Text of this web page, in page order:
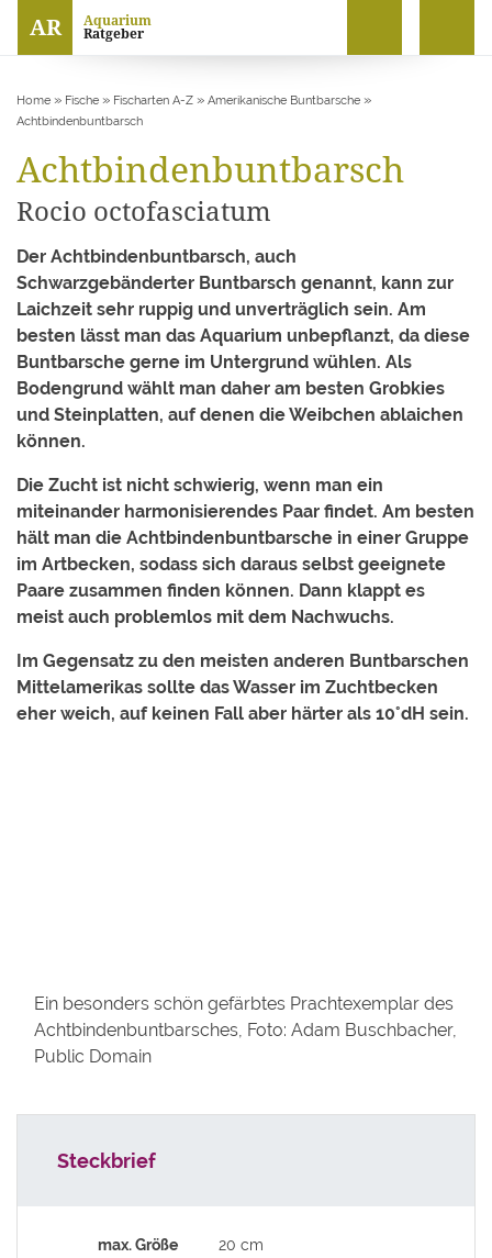
AR Aquarium
Ratgeber
Home » Fische » Fischarten A-Z » Amerikanische Buntbarsche »
Achtbindenbuntbarsch
Achtbindenbuntbarsch
Rocio octofasciatum
Der Achtbindenbuntbarsch, auch
Schwarzgebänderter Buntbarsch genannt, kann zur
Laichzeit sehr ruppig und unverträglich sein. Am
besten lässt man das Aquarium unbepflanzt, da diese
Buntbarsche gerne im Untergrund wühlen. Als
Bodengrund wählt man daher am besten Grobkies
und Steinplatten, auf denen die Weibchen ablaichen
können.
Die Zucht ist nicht schwierig, wenn man ein
miteinander harmonisierendes Paar findet. Am besten
hält man die Achtbindenbuntbarsche in einer Gruppe
im Artbecken, sodass sich daraus selbst geeignete
Paare zusammen finden können. Dann klappt es
meist auch problemlos mit dem Nachwuchs.
Im Gegensatz zu den meisten anderen Buntbarschen
Mittelamerikas sollte das Wasser im Zuchtbecken
eher weich, auf keinen Fall aber härter als 10°dH sein.
Ein besonders schön gefärbtes Prachtexemplar des
Achtbindenbuntbarsches, Foto: Adam Buschbacher,
Public Domain
Steckbrief
max. Größe 20 cm